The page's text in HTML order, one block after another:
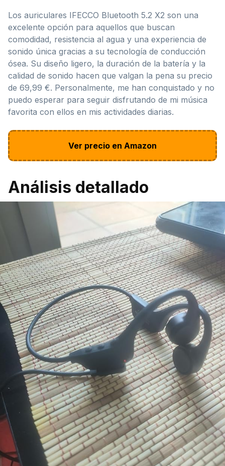
Los auriculares IFECCO Bluetooth 5.2 X2 son una
excelente opción para aquellos que buscan
comodidad, resistencia al agua y una experiencia de
sonido única gracias a su tecnología de conducción
ósea. Su diseño ligero, la duración de la batería y la
calidad de sonido hacen que valgan la pena su precio
de 69,99 €. Personalmente, me han conquistado y no
puedo esperar para seguir disfrutando de mi música
favorita con ellos en mis actividades diarias.
Ver precio en Amazon
Análisis detallado